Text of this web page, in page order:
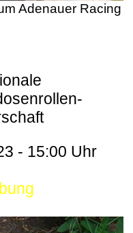
Adenauer Racing
- 15:00 Uhr